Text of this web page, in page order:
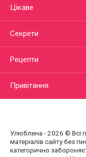
Цікаве
Секрети
Рецепти
Привітання
Улюблена - 2026 © Всі
матеріалів сайту без
категорично